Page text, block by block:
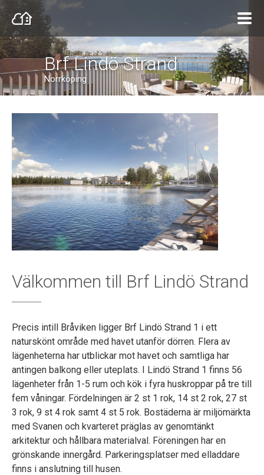
Brf Lindö Strand
Norrköping
Välkommen till Brf Lindö Strand
Precis intill Bråviken ligger Brf Lindö Strand 1 i ett
naturskönt område med havet utanför dörren. Flera av
lägenheterna har utblickar mot havet och samtliga har
antingen balkong eller uteplats. I Lindö Strand 1 finns 56
lägenheter från 1-5 rum och kök i fyra huskroppar på tre till
fem våningar. Fördelningen är 2 st 1 rok, 14 st 2 rok, 27 st
3 rok, 9 st 4 rok samt 4 st 5 rok. Bostäderna är miljömärkta
med Svanen och kvarteret präglas av genomtänkt
arkitektur och hållbara materialval. Föreningen har en
grönskande innergård. Parkeringsplatser med elladdare
finns i anslutning till husen.